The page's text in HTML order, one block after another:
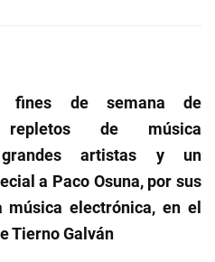
fines de semana de
repletos de música
grandes artistas y un
a Paco Osuna, por sus
música electrónica, en el
Tierno Galván